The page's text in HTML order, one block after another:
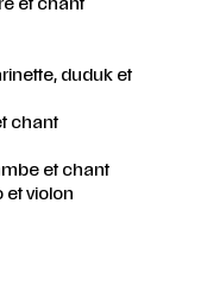
et chant
duduk et
chant
et chant
violon